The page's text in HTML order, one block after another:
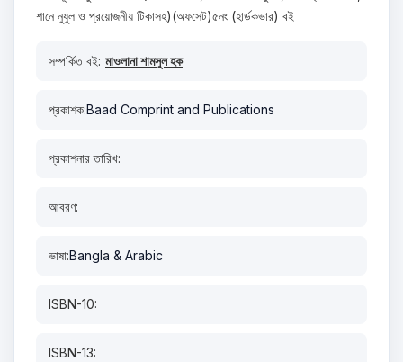
শানে নুযুল ও প্রয়োজনীয় টিকাসহ)(অফসেট)৫নং (হার্ডকভার) বই
সম্পর্কিত বই: মাওলানা শামসুল হক
প্রকাশক:Baad Comprint and Publications
প্রকাশনার তারিখ:
আবরণ:
ভাষা:Bangla & Arabic
ISBN-10:
ISBN-13: